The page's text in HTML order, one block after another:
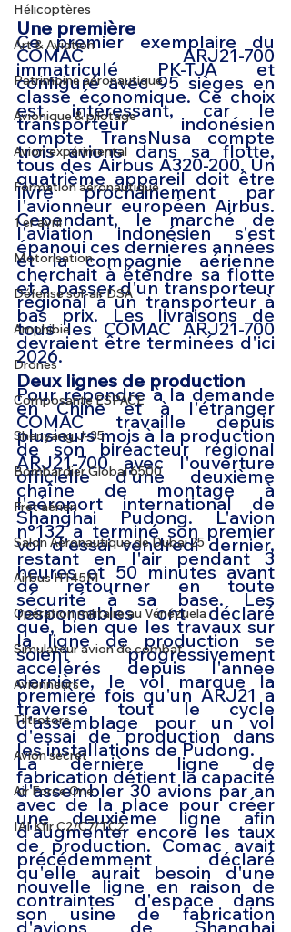
Hélicoptères
Art & Aviation
Patrimoine aéronautique
Avionique & pilotage
Avion expérimental
Formation aéronautique
1 er avril
Motorisation
Défense sol-air DSA
Amphibie
Drones
Composante ESPACE
Shenyang J-35
Bombardier Global 6500
Fret aérien
Salon Aéronautique de Dubaï 25
Airbus H145M
Opération militaire au Vénézuela
Simulateur avion de combat
Avionneurs
Tiltrotors
Avion secret
Air Force One
IAI Kfir C2/C7/TC2
Une première
COMAC ARJ21-700
immatriculé PK-TJA et
configuré avec 95 sièges en
classe économique. Ce choix
est intéressant, car le
transporteur indonésien
compte TransNusa compte
trois avions dans sa flotte,
tous des Airbus A320-200. Un
quatrième appareil doit être
livré prochainement par
l'avionneur européen Airbus.
Cependant, le marché de
l'aviation indonésien s'est
épanoui ces dernières années
et la compagnie aérienne
cherchait à étendre sa flotte
et à passer d'un transporteur
bas prix. Les livraisons de
tous les COMAC ARJ21-700
devraient être terminées d'ici
2026.
Deux lignes de production
Pour répondre à la demande
en Chine et à l'étranger
COMAC travaille depuis
plusieurs mois à la production
de son biréacteur régional
ARJ21-700 avec l'ouverture
officielle d'une deuxième
chaîne de montage à
l'aéroport international de
Shanghai Pudong. L'avion
n°132 a terminé son premier
vol d'essai vendredi dernier,
restant en l'air pendant 3
heures et 50 minutes avant
de retourner en toute
sécurité à sa base. Les
responsables ont déclaré
que, bien que les travaux sur
la ligne de production se
soient progressivement
accélérés depuis l'année
dernière, le vol marque la
première fois qu'un ARJ21 a
traversé tout le cycle
d'assemblage pour un vol
d'essai de production dans
les installations de Pudong.
La dernière ligne de
fabrication détient la capacité
d'assembler 30 avions par an
avec de la place pour créer
une deuxième ligne afin
d'augmenter encore les taux
de production. Comac avait
précédemment déclaré
qu'elle aurait besoin d'une
nouvelle ligne en raison de
contraintes d'espace dans
son usine de fabrication
d'avions de Shanghai